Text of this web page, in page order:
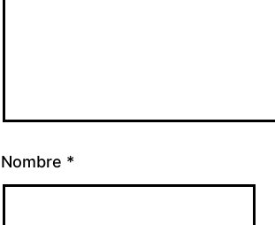
Nombre *